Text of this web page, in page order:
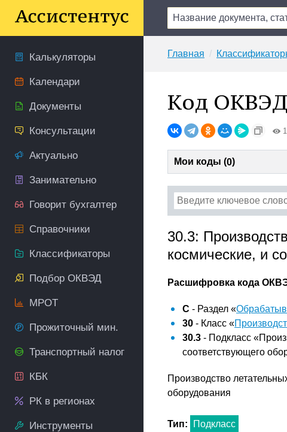
Калькуляторы
Календари
Документы
Консультации
Актуально
Занимательно
Говорит бухгалтер
Справочники
Классификаторы
Подбор ОКВЭД
МРОТ
Прожиточный мин.
Транспортный налог
КБК
РК в регионах
Инструменты
Главная
Код
Мои коды (0)
30.3:
космические, и
Расшифровка кода
C - Раздел «
30 - Класс «
30.3 - Подкласс
соответствующего
Производство
оборудования
Тип: Подкласс